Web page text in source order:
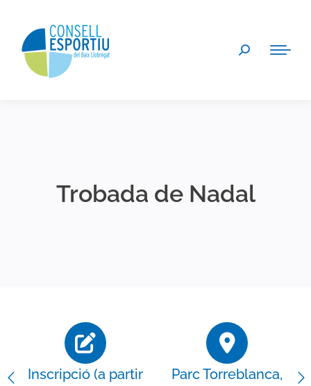
Search:
Trobada de Nadal
Inscripció (a partir
Parc Torreblanca,